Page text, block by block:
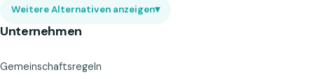
Weitere Alternativen anzeigen▾
Unternehmen
Gemeinschaftsregeln